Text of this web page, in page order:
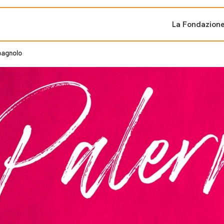
La Fondazione
sostenuti
cambiamento
un progetto
dal Sud
Bandi
Fondazioni di comunità
Area Stampa
Sala Stampa
Eventi Press tour